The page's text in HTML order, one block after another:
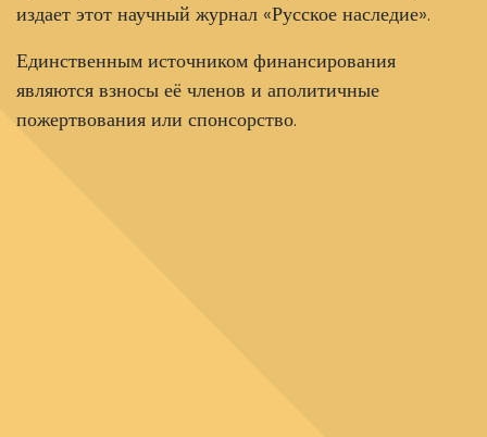
издает этот научный журнал «Русское наследие».
Единственным источником финансирования
являются взносы её членов и аполитичные
пожертвования или спонсорство.